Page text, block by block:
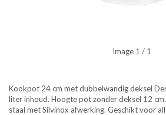
Image 1 / 1
Kookpot 24 cm met dubbelwandig deksel
liter inhoud. Hoogte pot zonder deksel 12
staal met Silvinox afwerking. Geschikt voor